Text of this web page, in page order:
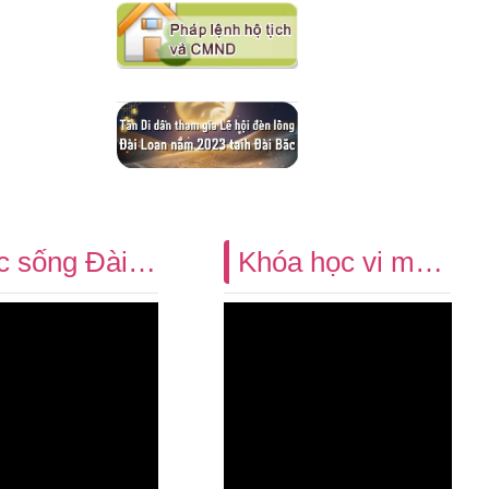
Cuộc sống Đài Bắc quá thuận tiện!Phân loại rác là quá dễ dàng! Khóa học vi mô đa văn hóa